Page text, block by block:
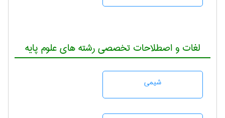
لغات و اصطلاحات تخصصی رشته های علوم پایه
شيمی